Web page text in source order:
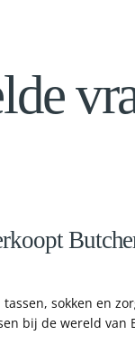
sokken en
bij de wereld van